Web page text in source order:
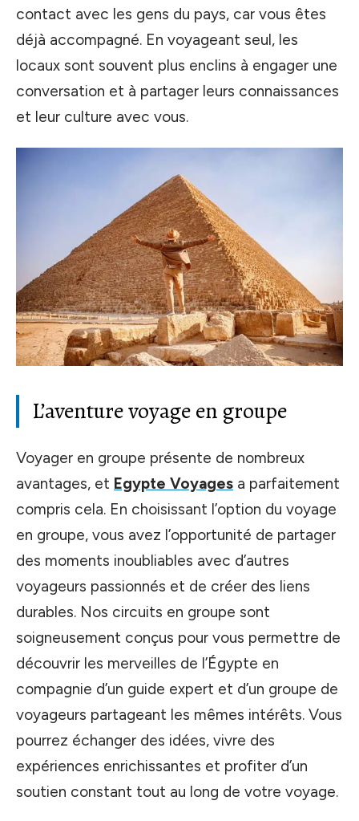
contact avec les gens du pays, car vous êtes
déjà accompagné. En voyageant seul, les
locaux sont souvent plus enclins à engager une
conversation et à partager leurs connaissances
et leur culture avec vous.
L’aventure voyage en groupe
Voyager en groupe présente de nombreux
avantages, et Egypte Voyages a parfaitement
compris cela. En choisissant l’option du voyage
en groupe, vous avez l’opportunité de partager
des moments inoubliables avec d’autres
voyageurs passionnés et de créer des liens
durables. Nos circuits en groupe sont
soigneusement conçus pour vous permettre de
découvrir les merveilles de l’Égypte en
compagnie d’un guide expert et d’un groupe de
voyageurs partageant les mêmes intérêts. Vous
pourrez échanger des idées, vivre des
expériences enrichissantes et profiter d’un
soutien constant tout au long de votre voyage.